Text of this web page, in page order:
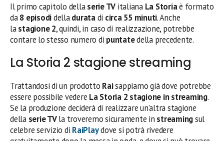
Il primo capitolo dellaserie TV italianaLa Storiaè formato
da8 episodidelladuratadi circa 55 minuti. Anche
lastagione 2, quindi, in caso di realizzazione, potrebbe
contare lo stesso numero di puntatedella precedente.
La Storia 2 stagione streaming
Trattandosi di un prodotto Raisappiamo già dove potrebbe
essere possibile vedere La Storia 2 stagione in streaming.
Se la produzione deciderà di realizzare un’altra stagione
della serie TVla troveremo sicuramente in streamingsul
celebre servizio di RaiPlaydove si potrà rivedere